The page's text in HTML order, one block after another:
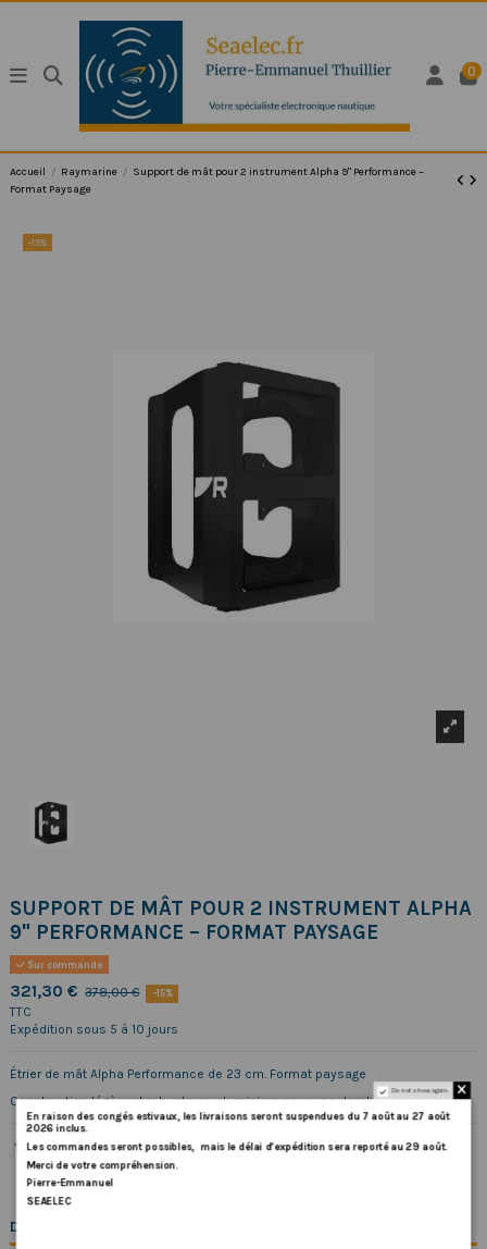
0
Accueil Raymarine
Support de mât pour 2 instrument Alpha 9" Performance –
Format Paysage
-15%
SUPPORT DE MÂT POUR 2 INSTRUMENT ALPHA
9" PERFORMANCE – FORMAT PAYSAGE
Sur commande
321,30 € 378,00 € -15%
TTC
Expédition sous 5 à 10 jours
Étrier de mât Alpha Performance de 23 cm. Format paysage
Construction légère et robuste en aluminium pour une durabilité ultime.
DESCRIPTION
Do not show again.
En raison des congés estivaux, les livraisons seront suspendues du 7 août au 27 août
2026 inclus.
Les commandes seront possibles, mais le délai d’expédition sera reporté au 29 août.
Merci de votre compréhension.
Pierre-Emmanuel
SEAELEC